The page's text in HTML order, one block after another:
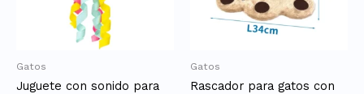
Gatos
Juguete con sonido para
Gatos
Rascador para gatos con